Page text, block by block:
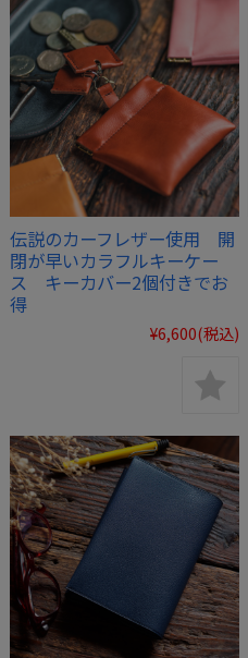
伝説のカーフレザー使用 開
閉が早いカラフルキーケー
ス キーカバー2個付きでお
得
¥6,600(税込)